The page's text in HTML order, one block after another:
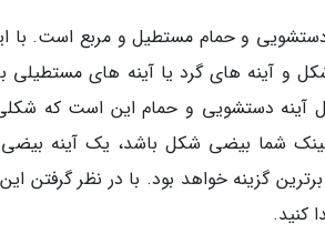
دستشویی و حمام مستطیل و مربع است. با
و آینه های گرد یا آینه های
آینه دستشویی و حمام این است که
سینک شما بیضی شکل باشد، یک آینه
گزینه خواهد بود. با در نظر گرفتن
کنید.